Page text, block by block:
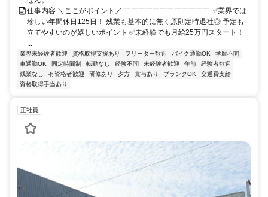
仕事内容 ＼ここがポイント／ ￣￣￣￣￣￣￣￣￣￣￣￣ ✅業界では
珍しい年間休日125日！ 残業も基本的に無く原則定時退社◎ 予定も
立てやすいのが嬉しいポイント ✅未経験でも月給25万円スタート！
...
業界未経験者歓迎 資格取得支援あり フリーター歓迎 バイク通勤OK
学歴不問
車通勤OK
固定時間制 転勤なし 経験不問 未経験者歓迎 午前
経験者歓迎
残業なし
有資格者歓迎 研修あり 夕方 賞与あり ブランクOK
交通費支給
資格取得手当あり
正社員